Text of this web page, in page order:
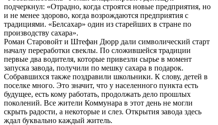
подчеркнул: «Отрадно, когда строятся новые предприятия, но
и не менее здорово, когда возрождаются предприятия с
традициями. «Белсахар» один из старейших в стране по
производству сахара».
Роман Старовойт и Штефан Дюрр дали символический старт
началу переработки свеклы. По сложившейся традиции
первые два водителя, которые привезли сырье в момент
запуска завода, получили по мешку сахара в подарок.
Собравшихся также поздравили школьники. К слову, детей в
поселке много. Это значит, что у населенного пункта есть
будущее, есть кому работать, продолжать дело прошлых
поколений. Все жители Коммунара в этот день не могли
скрыть радости, а некоторые и слез. Открытия завода здесь
ждал буквально каждый житель.